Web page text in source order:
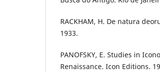
RACKHAM, H. De natura
1933.
PANOFSKY, E. Studies in
Renaissance. Icon Editions.